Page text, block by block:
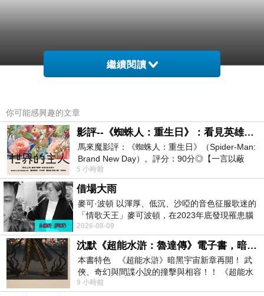
繼續閱讀
你可能感興趣的文章
影評--《蜘蛛人：重生日》：看見英雄的孤獨與重生
馬來魔影評：《蜘蛛人：重生日》（Spider-Man:
Brand New Day）。評分：90分◎【一言以蔽
之】：一個失去一切的英雄，學會放下孤獨、
5 小時前
借場大雨
麥可·波頓 以渾厚、低沉、沙啞的音色征服歌迷的
「情歌天王」麥可波頓，在2023年底發現罹患腦
瘤「祈禱早日康復，一切都好」。
2026-08-09
沈默《超能水滸：魯達傳》電子書，暗黑宇宙新章，一一五年八月璀璨上架！
本書特色 《超能水滸》暗黑宇宙新章再開！ 武
俠、奇幻與間諜小說的撞擊與相容！！ 《超能水
滸》系列第四部變幻登場
9 小時前